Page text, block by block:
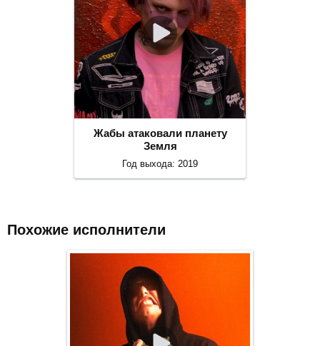
Жабы атаковали планету
Земля
Год выхода: 2019
Похожие исполнители